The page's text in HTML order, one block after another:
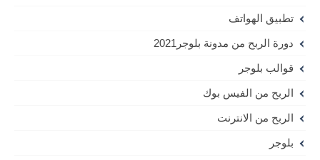
تطبيق الهواتف
دورة الربح من مدونة بلوجر2021
قوالب بلوجر
الربح من الفيس بوك
الربح من الانترنت
بلوجر